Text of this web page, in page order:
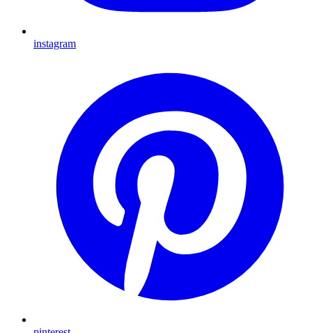
instagram